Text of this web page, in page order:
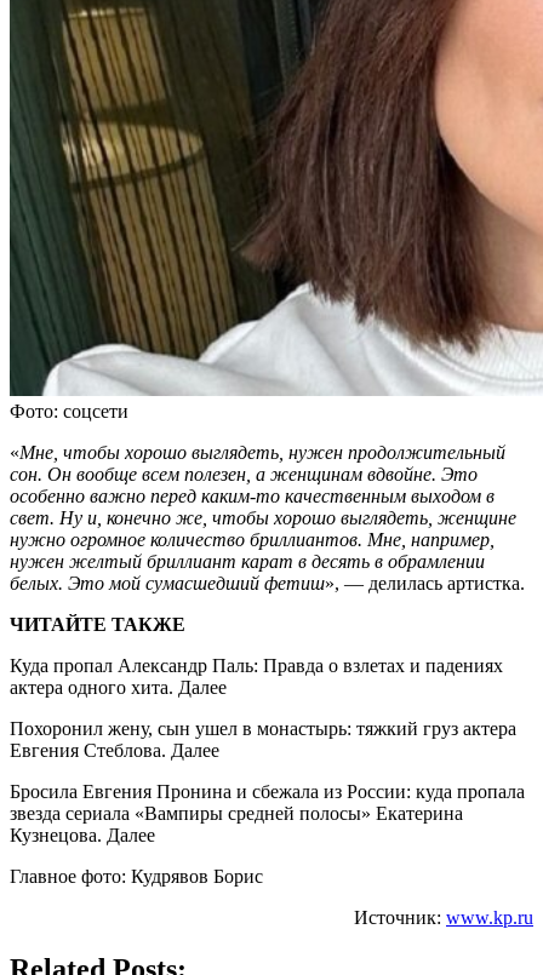
Фото: соцсети
«Мне, чтобы хорошо выглядеть, нужен продолжительный
сон. Он вообще всем полезен, а женщинам вдвойне. Это
особенно важно перед каким-то качественным выходом в
свет. Ну и, конечно же, чтобы хорошо выглядеть, женщине
нужно огромное количество бриллиантов. Мне, например,
нужен желтый бриллиант карат в десять в обрамлении
белых. Это мой сумасшедший фетиш», — делилась артистка.
ЧИТАЙТЕ ТАКЖЕ
Куда пропал Александр Паль: Правда о взлетах и падениях
актера одного хита. Далее
Похоронил жену, сын ушел в монастырь: тяжкий груз актера
Евгения Стеблова. Далее
Бросила Евгения Пронина и сбежала из России: куда пропала
звезда сериала «Вампиры средней полосы» Екатерина
Кузнецова. Далее
Главное фото: Кудрявов Борис
Источник: www.kp.ru